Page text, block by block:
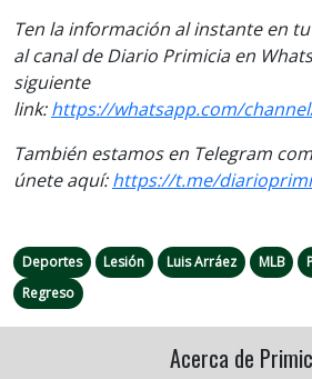
Ten la información al instante en
al canal de Diario Primicia en
siguiente
link:https://whatsapp.com/
También estamos en Telegram
únete aquí:https://t.me/
Deportes Lesión Luis Arráez MLB
Regreso
Acerca de